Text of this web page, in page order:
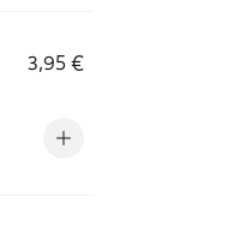
3,95 €